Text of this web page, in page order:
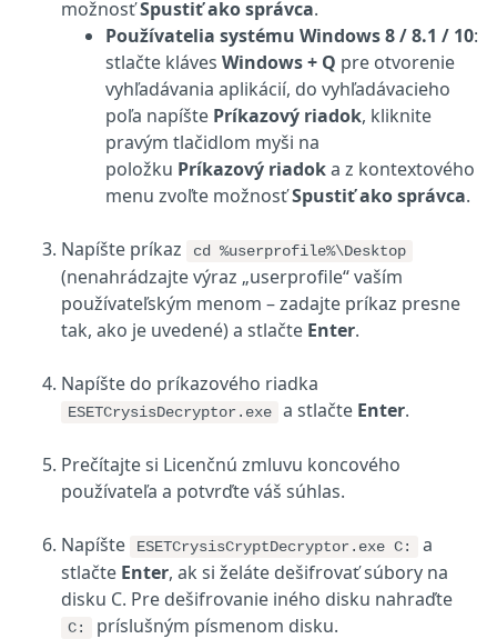
možnosťSpustiť ako správca.
Používatelia systému Windows 8 / 8.1 / 10:
stlačte kláves Windows + Q pre otvorenie
vyhľadávania aplikácií, do vyhľadávacieho
poľa napíšte Príkazový riadok, kliknite
pravým tlačidlom myši na
položku Príkazový riadoka z kontextového
menu zvoľte možnosťSpustiť ako správca.
Napíšte príkaz cd %userprofile%\Desktop
(nenahrádzajte výraz „userprofile“vaším
používateľským menom – zadajte príkaz presne
tak, ako je uvedené) a stlačte Enter.
Napíšte do príkazového riadka
ESETCrysisDecryptor.exe a stlačte Enter.
Prečítajte si Licenčnú zmluvu koncového
používateľa a potvrďte váš súhlas.
Napíšte ESETCrysisCryptDecryptor.exe C:
a
stlačte Enter, ak si želáte dešifrovať súbory na
disku C. Pre dešifrovanie iného disku nahraďte
C: príslušným písmenom disku.